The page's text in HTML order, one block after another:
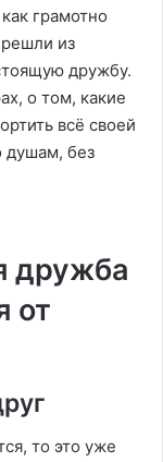
грамотно
из
дружбу.
о том, какие
всё своей
душам, без
дружба
от
то это уже